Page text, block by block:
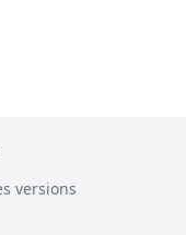
versions